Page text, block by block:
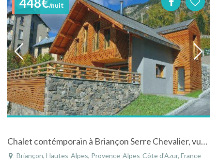
/nuit
Chalet contémporain à Briançon Serre Chevalier, vue imprenable sous le ciel bleu des Alpes
Briançon, Hautes-Alpes, Provence-Alpes-Côte d'Azur, France